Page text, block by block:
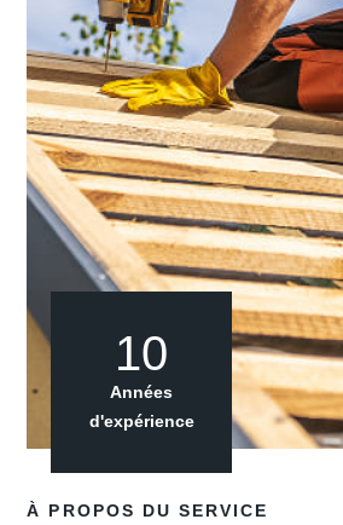
À PROPOS DU SERVICE
10
Années
d'expérience